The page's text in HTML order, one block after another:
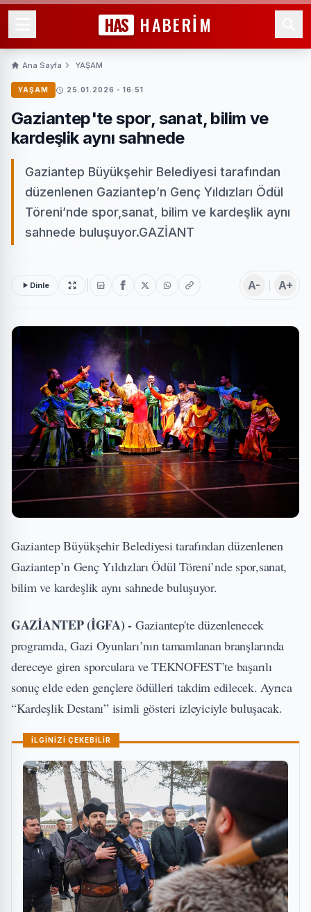
HAS HABERİM
Ana Sayfa YAŞAM
YAŞAM 25.01.2026 - 16:51
Gaziantep'te spor, sanat, bilim ve
kardeşlik aynı sahnede
Gaziantep Büyükşehir Belediyesi tarafından
düzenlenen Gaziantep’n Genç Yıldızları Ödül
Töreni’nde spor,sanat, bilim ve kardeşlik aynı
sahnede buluşuyor.GAZİANT
Dinle A- A+
Gaziantep Büyükşehir Belediyesi tarafından düzenlenen
Gaziantep’n Genç Yıldızları Ödül Töreni’nde spor,sanat,
bilim ve kardeşlik aynı sahnede buluşuyor.
GAZİANTEP (İGFA) - Gaziantep'te düzenlenecek
programda, Gazi Oyunları’nın tamamlanan branşlarında
dereceye giren sporculara ve TEKNOFEST’te başarılı
sonuç elde eden gençlere ödülleri takdim edilecek. Ayrıca
“Kardeşlik Destanı” isimli gösteri izleyiciyle buluşacak.
İLGİNİZİ ÇEKEBİLİR